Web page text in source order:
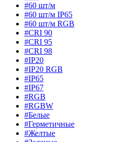
#60 шт/м
#60 шт/м IP65
#60 шт/м RGB
#CRI 90
#CRI 95
#CRI 98
#IP20
#IP20 RGB
#IP65
#IP67
#RGB
#RGBW
#Белые
#Герметичные
#Желтые